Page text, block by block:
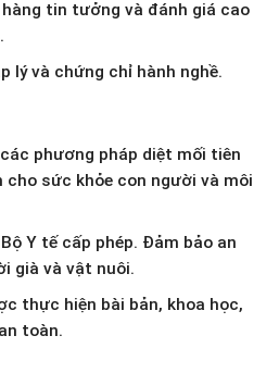
tin tưởng và đánh giá cao
lý và chứng chỉ hành nghề.
phương pháp diệt mối tiên
cho sức khỏe con người và môi
Y tế cấp phép. Đảm bảo an
già và vật nuôi.
thực hiện bài bản, khoa học,
toàn.